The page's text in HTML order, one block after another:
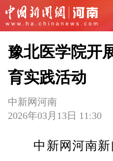
豫北医学院开
育实践活动
中新网河南
2026年03月13日 11:30
中新网河南新